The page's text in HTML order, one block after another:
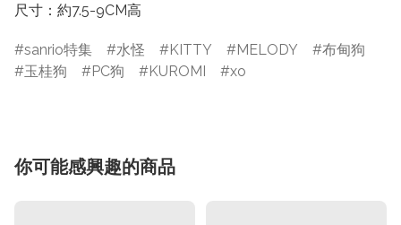
尺寸：約7.5-9CM高
sanrio特集 水怪 KITTY MELODY
布甸狗
玉桂狗
PC狗 KUROMI xo
你可能感興趣的商品